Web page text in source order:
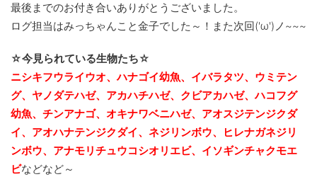
最後までのお付き合いありがとうございました。
ログ担当はみっちゃんこと金子でした～！また次回('ω')ノ~~~
☆今見られている生物たち☆
ニシキフウライウオ、ハナゴイ幼魚、イバラタツ、ウミテン
グ、ヤノダテハゼ、アカハチハゼ、クビアカハゼ、ハコフグ
幼魚、チンアナゴ、 オキナワベニハゼ、アオスジテンジクダ
イ、アオハナテンジクダイ、ネジリンボウ、ヒレナガネジリ
ンボウ、アナモリチュウコシオリエビ、イソギンチャクモエ
ビなどなど～